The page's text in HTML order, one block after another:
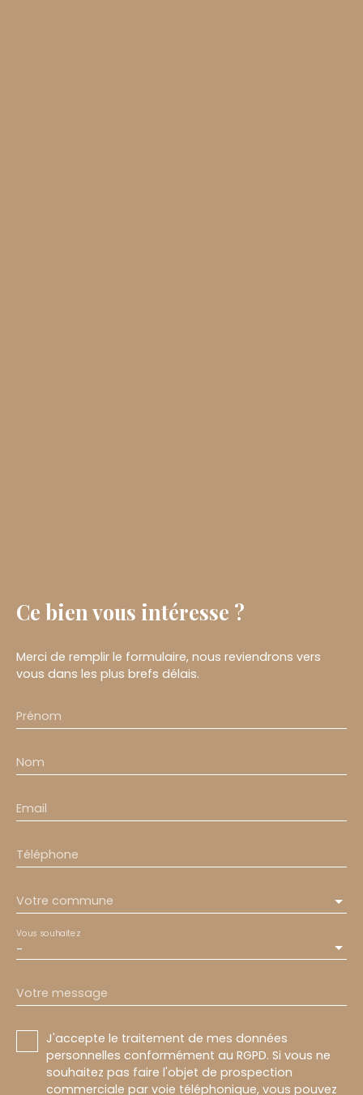
Ce bien vous intéresse ?
Merci de remplir le formulaire, nous reviendrons vers
vous dans les plus brefs délais.
Prénom
Nom
Email
Téléphone
Votre commune
-
Vous souhaitez
Votre message
J'accepte le traitement de mes données
personnelles conformément au RGPD. Si vous ne
souhaitez pas faire l'objet de prospection
commerciale par voie téléphonique, vous pouvez